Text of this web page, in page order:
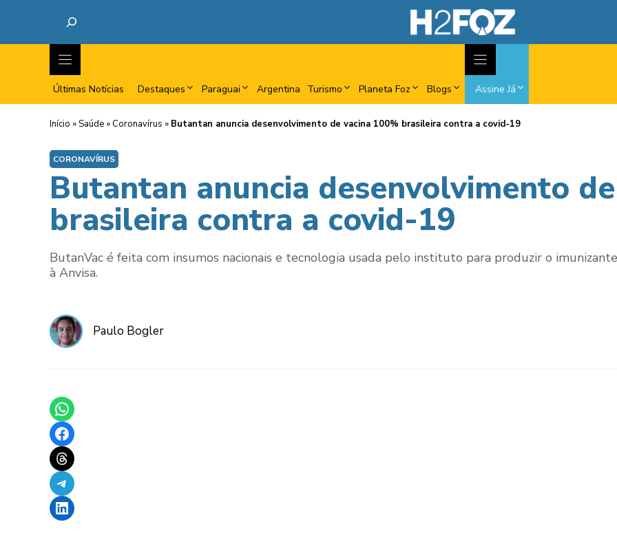
Últimas Notícias Destaques Paraguai Argentina Turismo Planeta Foz Blogs Assine Já
Início »Saúde » Coronavírus » Butantan anuncia desenvolvimento de vacina 100% brasileira contra a covid-19
CORONAVÍRUS
Butantan anuncia desenvolvimento
brasileira contra a covid-19
ButanVac é feita com insumos nacionais e tecnologia usada pelo instituto para produzir o
à Anvisa.
Paulo Bogler
Share on WhatsApp
Share on Facebook
Share on Threads
Share on Telegram
Share on LinkedIn